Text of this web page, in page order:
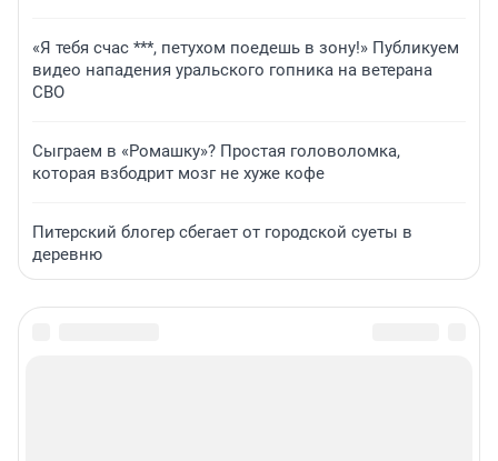
«Я тебя счас ***, петухом поедешь в зону!» Публикуем
видео нападения уральского гопника на ветерана
СВО
Сыграем в «Ромашку»? Простая головоломка,
которая взбодрит мозг не хуже кофе
Питерский блогер сбегает от городской суеты в
деревню